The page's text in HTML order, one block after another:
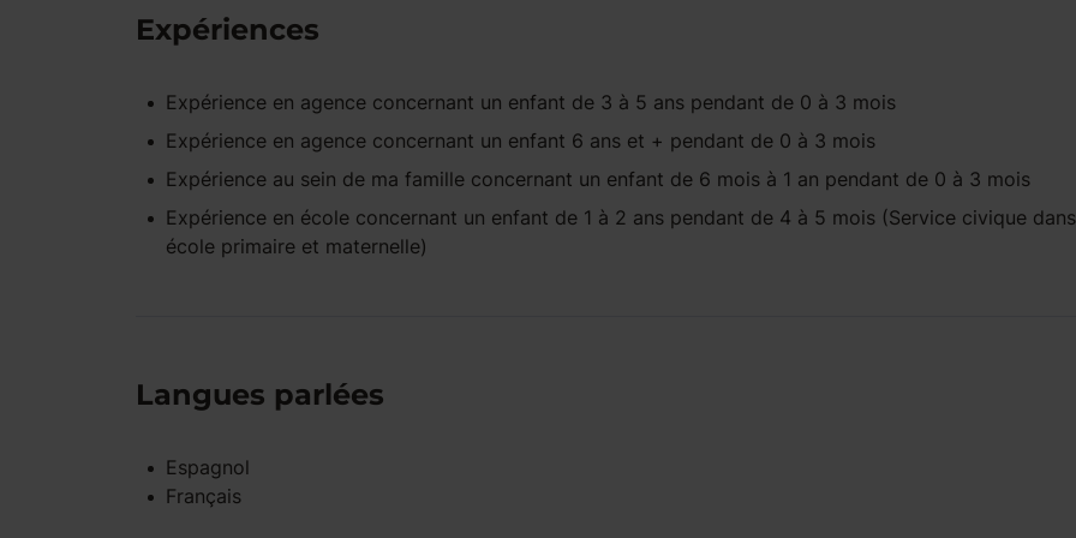
Expériences
Expérience en agenceconcernant un enfant de 3 à 5 anspendant de 0 à 3 mois
Expérience en agenceconcernant un enfant 6 ans et + pendant de 0 à 3 mois
Expérience au sein de ma familleconcernant un enfant de 6 mois à 1 an pendant de 0 à 3 mois
Expérience en écoleconcernant un enfant de 1 à 2 anspendant de 4 à 5 mois(Service civique
école primaire et maternelle)
Langues parlées
Espagnol
Français